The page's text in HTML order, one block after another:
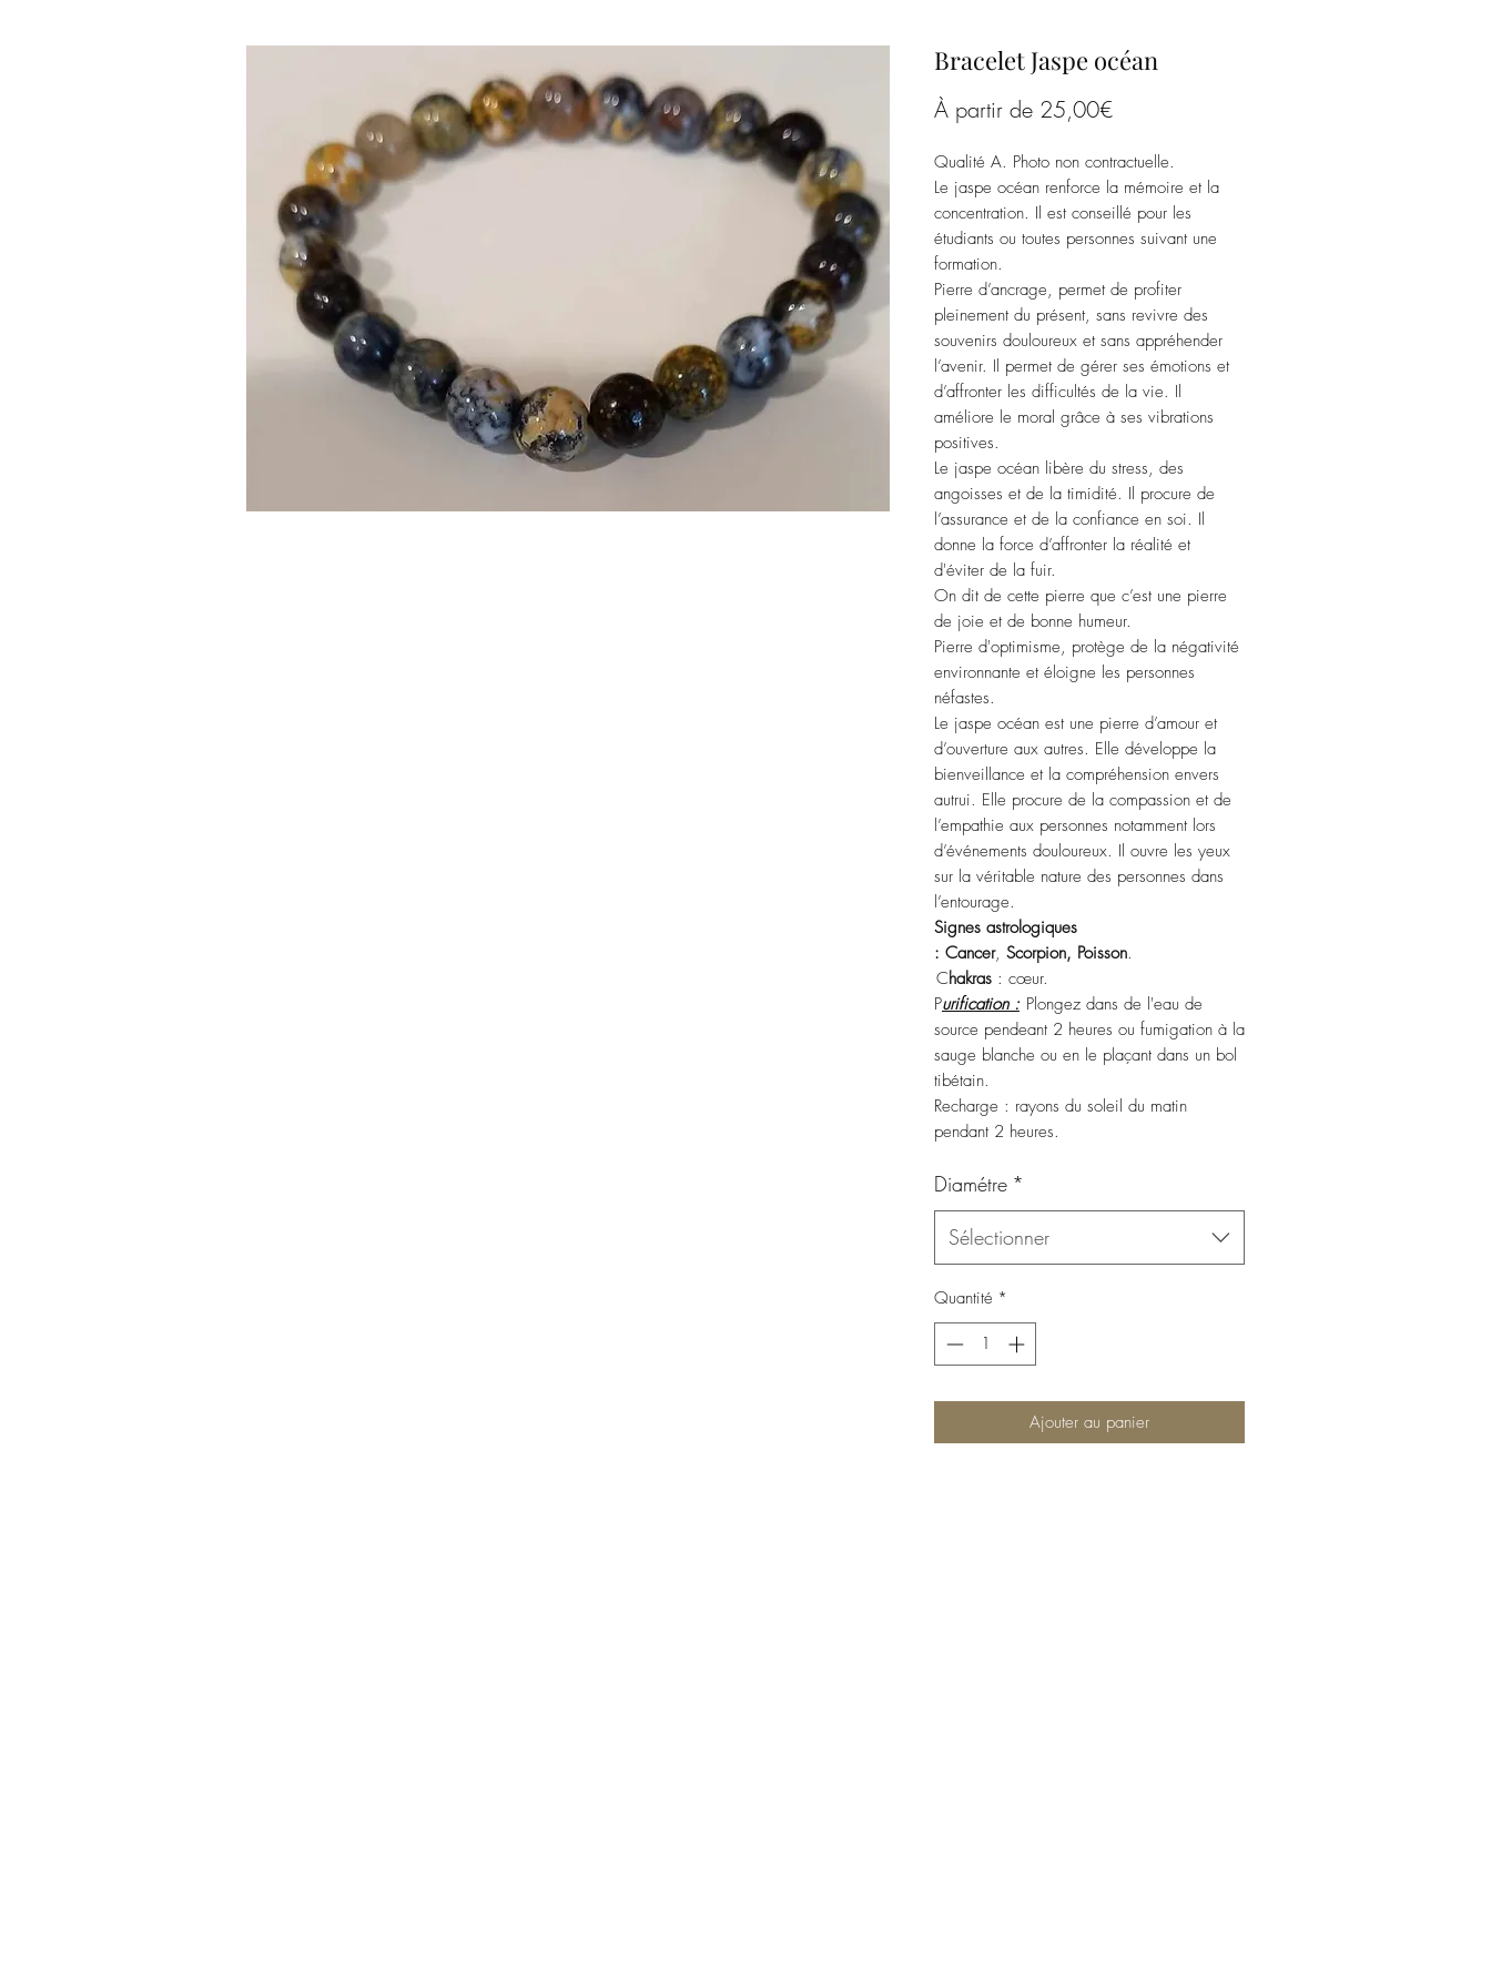
Bracelet Jaspe océan
À partir de 25,00€Prix
Qualité A. Photo non contractuelle.
Le jaspe océan renforce la mémoire et la
concentration. Il est conseillé pour les
étudiants ou toutes personnes suivant une
formation.
Pierre d’ancrage, permet de profiter
pleinement du présent, sans revivre des
souvenirs douloureux et sans appréhender
l’avenir. Il permet de gérer ses émotions et
d’affronter les difficultés de la vie. Il
améliore le moral grâce à ses vibrations
positives.
Le jaspe océan libère du stress, des
angoisses et de la timidité. Il procure de
l’assurance et de la confiance en soi. Il
donne la force d’affronter la réalité et
d'éviter de la fuir.
On dit de cette pierre que c’est une pierre
de joie et de bonne humeur.
Pierre d'optimisme, protège de la négativité
environnante et éloigne les personnes
néfastes.
Le jaspe océan est une pierre d’amour et
d’ouverture aux autres. Elle développe la
bienveillance et la compréhension envers
autrui. Elle procure de la compassion et de
l’empathie aux personnes notamment lors
d’événements douloureux. Il ouvre les yeux
sur la véritable nature des personnes dans
l’entourage.
Signes astrologiques
: Cancer, Scorpion, Poisson.
Chakras : cœur.
Purification : Plongez dans de l'eau de
source pendeant 2 heures ou fumigation à la
sauge blanche ou en le plaçant dans un bol
tibétain.
Recharge : rayons du soleil du matin
pendant 2 heures.
Diamétre *
Sélectionner
Quantité *
Ajouter au panier